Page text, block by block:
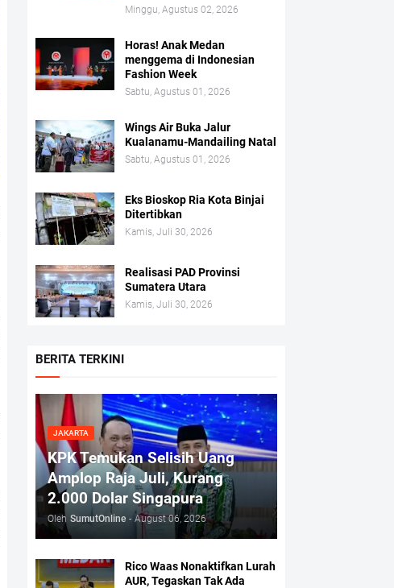
Minggu, Agustus 02, 2026
Horas! Anak Medan
menggema di Indonesian
Fashion Week
Sabtu, Agustus 01, 2026
Wings Air Buka Jalur
Kualanamu-Mandailing Natal
Sabtu, Agustus 01, 2026
Eks Bioskop Ria Kota Binjai
Ditertibkan
Kamis, Juli 30, 2026
Realisasi PAD Provinsi
Sumatera Utara
Kamis, Juli 30, 2026
BERITA TERKINI
JAKARTA
KPK Temukan Selisih Uang
Amplop Raja Juli, Kurang
2.000 Dolar Singapura
Oleh SumutOnline - August 06, 2026
Rico Waas Nonaktifkan Lurah
AUR, Tegaskan Tak Ada